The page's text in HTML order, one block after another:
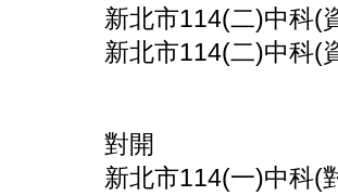
新北市114(二)中科(
新北市114(二)中科(
對開
新北市114(一)中科(